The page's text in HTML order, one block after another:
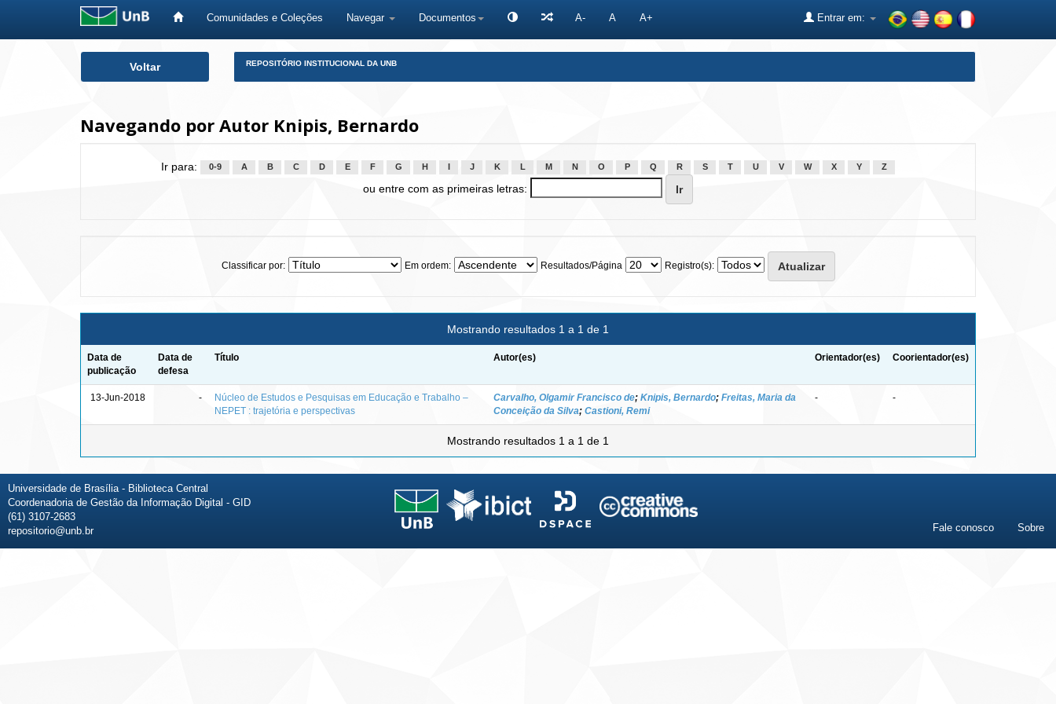
Comunidades e Coleções Navegar Documentos A- A A+ Entrar em:
Voltar REPOSITÓRIO INSTITUCIONAL DA UNB
Navegando por Autor Knipis, Bernardo
Ir para: 0-9 A B C D E F G H J K L M N O P Q R S T U V W X Y Z
ou entre com as primeiras letras:
Classificar por: Em ordem: Resultados/Página Registro(s):
Mostrando resultados 1 a 1 de 1
Data de
publicação
Data de
defesa
Título Autor(es) Orientador(es) Coorientador(es)
13-Jun-2018 -
Núcleo de Estudos e Pesquisas em Educação e Trabalho –
NEPET : trajetória e perspectivas
Carvalho, Olgamir Francisco de; Knipis, Bernardo; Freitas, Maria da
Conceição da Silva; Castioni, Remi
- -
Mostrando resultados 1 a 1 de 1
Universidade de Brasília - Biblioteca Central
Coordenadoria de Gestão da Informação Digital - GID
(61) 3107-2683
repositorio@unb.br
Fale conosco Sobre